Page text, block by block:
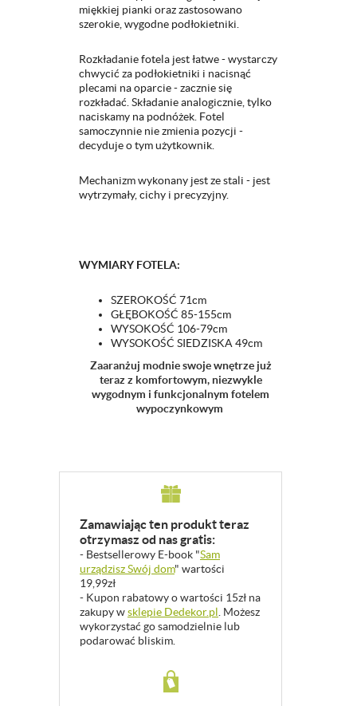
miękkiej pianki oraz zastosowano
szerokie, wygodne podłokietniki.
Rozkładanie fotela jest łatwe - wystarczy
chwycić za podłokietniki i nacisnąć
plecami na oparcie - zacznie się
rozkładać. Składanie analogicznie, tylko
naciskamy na podnóżek. Fotel
samoczynnie nie zmienia pozycji -
decyduje o tym użytkownik.
Mechanizm wykonany jest ze stali - jest
wytrzymały, cichy i precyzyjny.
WYMIARY FOTELA:
SZEROKOŚĆ 71cm
GŁĘBOKOŚĆ 85-155cm
WYSOKOŚĆ 106-79cm
WYSOKOŚĆ SIEDZISKA 49cm
Zaaranżuj modnie swoje wnętrze już
teraz z komfortowym, niezwykle
wygodnym i funkcjonalnym fotelem
wypoczynkowym
Zamawiając ten produkt teraz
otrzymasz od nas gratis:
- Bestsellerowy E-book "Sam
urządzisz Swój dom" wartości
19,99zł
- Kupon rabatowy o wartości 15zł na
zakupy wsklepie Dedekor.pl. Możesz
wykorzystać go samodzielnie lub
podarować bliskim.